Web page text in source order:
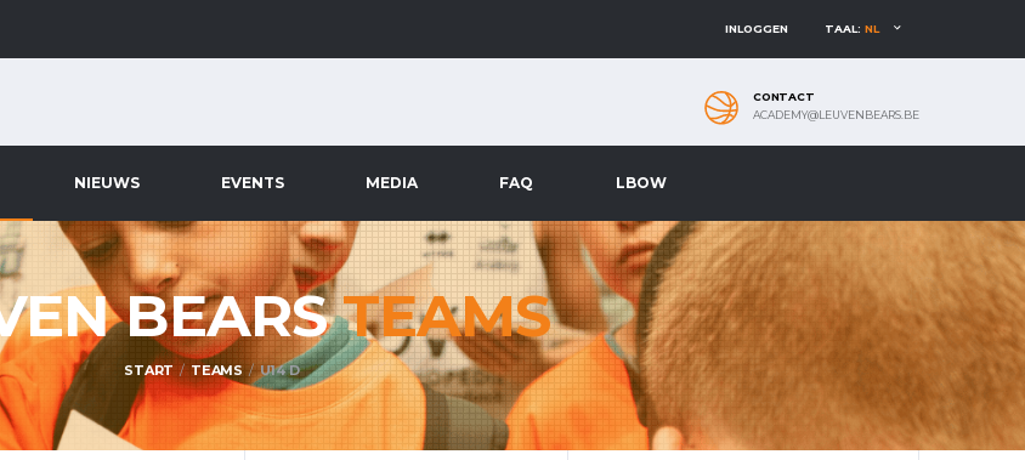
INLOGGEN TAAL: NL
CONTACT
ACADEMY@LEUVENBEARS.BE
NIEUWS EVENTS MEDIA FAQ LBOW
BEARSTEAMS
START TEAMS U14 D